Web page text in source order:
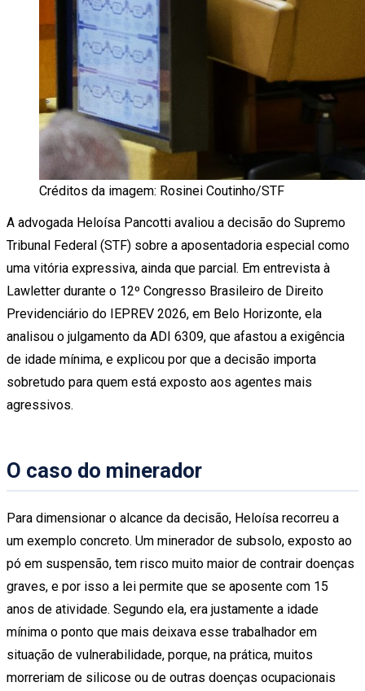
Créditos da imagem: Rosinei Coutinho/STF
A advogada Heloísa Pancotti avaliou a decisão do Supremo
Tribunal Federal (STF) sobre a aposentadoria especial como
uma vitória expressiva, ainda que parcial. Em entrevista à
Lawletter durante o 12º Congresso Brasileiro de Direito
Previdenciário do IEPREV 2026, em Belo Horizonte, ela
analisou o julgamento da ADI 6309, que afastou a exigência
de idade mínima, e explicou por que a decisão importa
sobretudo para quem está exposto aos agentes mais
agressivos.
O caso do minerador
Para dimensionar o alcance da decisão, Heloísa recorreu a
um exemplo concreto. Um minerador de subsolo, exposto ao
pó em suspensão, tem risco muito maior de contrair doenças
graves, e por isso a lei permite que se aposente com 15
anos de atividade. Segundo ela, era justamente a idade
mínima o ponto que mais deixava esse trabalhador em
situação de vulnerabilidade, porque, na prática, muitos
morreriam de silicose ou de outras doenças ocupacionais